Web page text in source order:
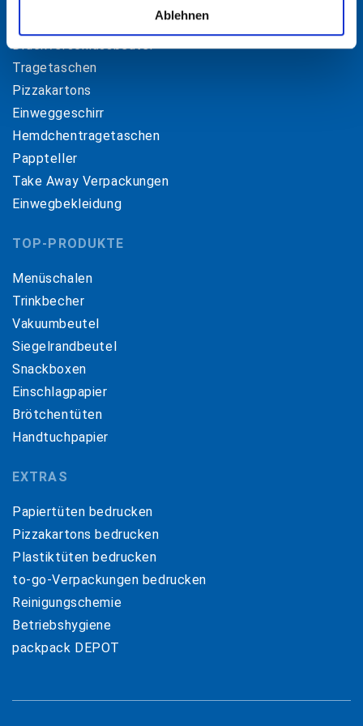
Ablehnen
Druckverschlussbeutel
Tragetaschen
Pizzakartons
Einweggeschirr
Hemdchentragetaschen
Pappteller
Take Away Verpackungen
Einwegbekleidung
TOP-PRODUKTE
Menüschalen
Trinkbecher
Vakuumbeutel
Siegelrandbeutel
Snackboxen
Einschlagpapier
Brötchentüten
Handtuchpapier
EXTRAS
Papiertüten bedrucken
Pizzakartons bedrucken
Plastiktüten bedrucken
to-go-Verpackungen bedrucken
Reinigungschemie
Betriebshygiene
packpack DEPOT